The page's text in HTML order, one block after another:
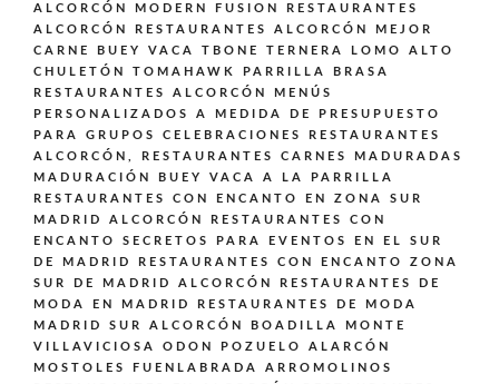
ALCORCÓN
MODERN FUSION
RESTAURANTES
ALCORCÓN
RESTAURANTES ALCORCÓN MEJOR
CARNE BUEY VACA TBONE TERNERA LOMO ALTO
CHULETÓN TOMAHAWK PARRILLA BRASA
RESTAURANTES ALCORCÓN MENÚS
PERSONALIZADOS A MEDIDA DE PRESUPUESTO
PARA GRUPOS CELEBRACIONES
RESTAURANTES
ALCORCÓN,
RESTAURANTES CARNES MADURADAS
MADURACIÓN BUEY VACA A LA PARRILLA
RESTAURANTES CON ENCANTO EN ZONA SUR
MADRID ALCORCÓN
RESTAURANTES CON
ENCANTO SECRETOS PARA EVENTOS EN EL SUR
DE MADRID
RESTAURANTES CON ENCANTO ZONA
SUR DE MADRID ALCORCÓN
RESTAURANTES DE
MODA EN MADRID
RESTAURANTES DE MODA
MADRID SUR ALCORCÓN BOADILLA MONTE
VILLAVICIOSA ODON POZUELO ALARCÓN
MOSTOLES FUENLABRADA ARROMOLINOS